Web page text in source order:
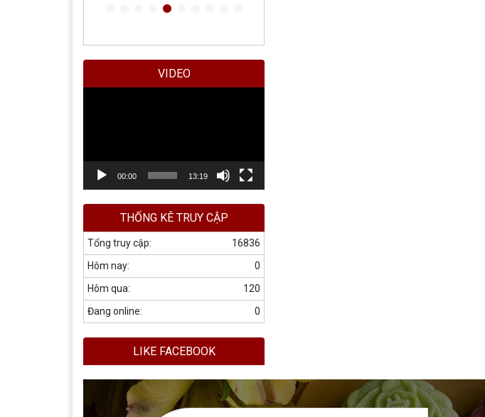
VIDEO
00:00 13:19
THỐNG KÊ TRUY CẬP
16836
Tổng truy cập:
0
Hôm nay:
120
Hôm qua:
0
Đang online:
LIKE FACEBOOK